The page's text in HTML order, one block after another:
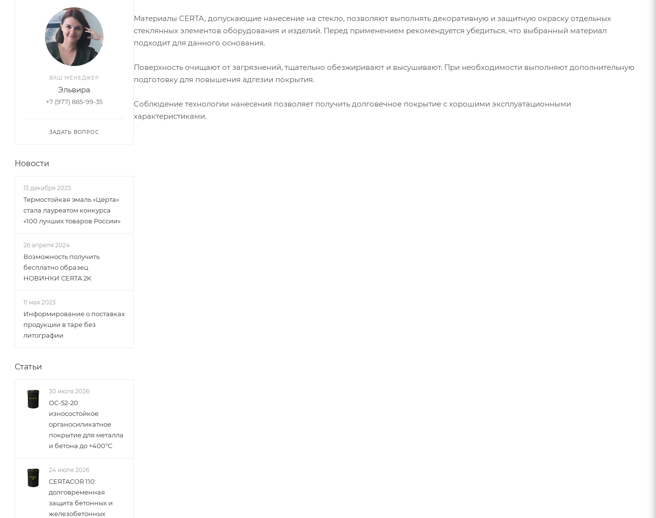
Материалы CERTA, допускающие нанесение на стекло, позволяют выполнять декоративную и защитную окраску отдельных
стеклянных элементов оборудования и изделий. Перед применением рекомендуется убедиться, что выбранный материал
подходит для данного основания.
Поверхность очищают от загрязнений, тщательно обезжиривают и высушивают. При необходимости выполняют дополнительную
подготовку для повышения адгезии покрытия.
Соблюдение технологии нанесения позволяет получить долговечное покрытие с хорошими эксплуатационными
характеристиками.
ВАШ МЕНЕДЖЕР
Эльвира
+7 (977) 885-99-35
ЗАДАТЬ ВОПРОС
Новости
13 декабря 2025
Термостойкая эмаль «Церта»
стала лауреатом конкурса
«100 лучших товаров России»
26 апреля 2024
Возможность получить
бесплатно образец
НОВИНКИ CERTA 2K
11 мая 2023
Информирование о поставках
продукции в таре без
литографии
Статьи
30 июля 2026
ОС-52-20:
износостойкое
органосиликатное
покрытие для металла
и бетона до +400°С
24 июля 2026
CERTACOR 110:
долговременная
защита бетонных и
железобетонных